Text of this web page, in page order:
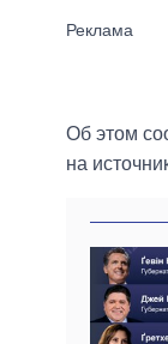
Об этом
на